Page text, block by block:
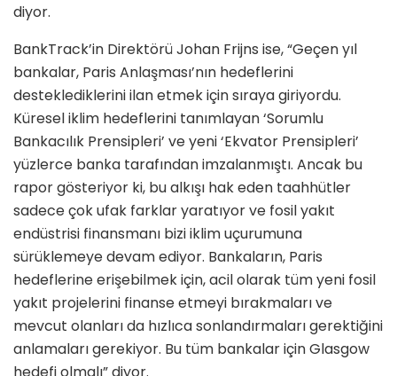
diyor.
BankTrack’in Direktörü Johan Frijns ise, “Geçen yıl
bankalar, Paris Anlaşması’nın hedeflerini
desteklediklerini ilan etmek için sıraya giriyordu.
Küresel iklim hedeflerini tanımlayan ‘Sorumlu
Bankacılık Prensipleri’ ve yeni ‘Ekvator Prensipleri’
yüzlerce banka tarafından imzalanmıştı. Ancak bu
rapor gösteriyor ki, bu alkışı hak eden taahhütler
sadece çok ufak farklar yaratıyor ve fosil yakıt
endüstrisi finansmanı bizi iklim uçurumuna
sürüklemeye devam ediyor. Bankaların, Paris
hedeflerine erişebilmek için, acil olarak tüm yeni fosil
yakıt projelerini finanse etmeyi bırakmaları ve
mevcut olanları da hızlıca sonlandırmaları gerektiğini
anlamaları gerekiyor. Bu tüm bankalar için Glasgow
hedefi olmalı” diyor.